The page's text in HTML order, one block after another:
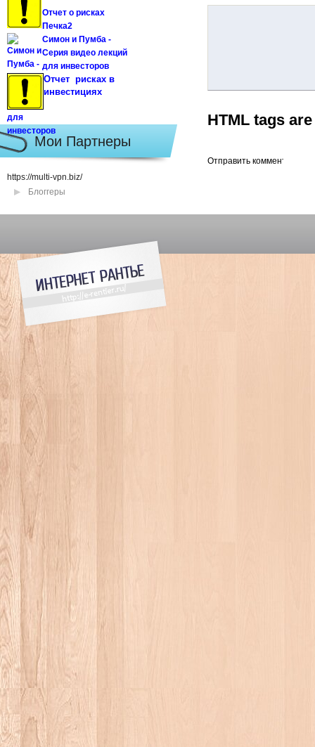
Отчет о рисках
Печка2
Симон и Пумба -
Серия видео лекций
для инвесторов
Отчет рисках в
инвестициях
Мои Партнеры
https://multi-vpn.biz/
Блоггеры
HTML tags